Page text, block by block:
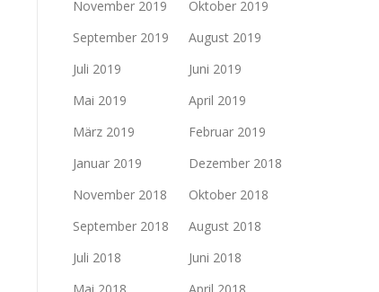
November 2019
Oktober 2019
September 2019
August 2019
Juli 2019
Juni 2019
Mai 2019
April 2019
März 2019
Februar 2019
Januar 2019
Dezember 2018
November 2018
Oktober 2018
September 2018
August 2018
Juli 2018
Juni 2018